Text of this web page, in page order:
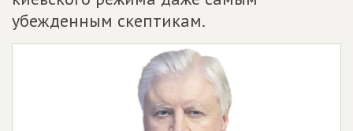
убежденным скептикам.